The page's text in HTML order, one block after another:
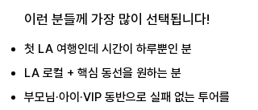
이런 분들께 가장 많이 선택됩니다!
첫 LA 여행인데 시간이 하루뿐인 분
LA 로컬 + 핵심 동선을 원하는 분
부모님·아이·VIP 동반으로 실패 없는 투어를